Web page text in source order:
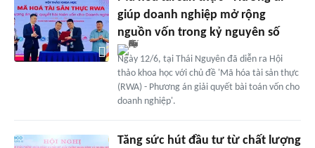
giúp doanh nghiệp mở rộng
nguồn vốn trong kỷ nguyên số
Ngày 12/6, tại Thái Nguyên đã diễn ra Hội
thảo khoa học với chủ đề 'Mã hóa tài sản thực
(RWA) - Phương án giải quyết bài toán vốn cho
doanh nghiệp'.
Tăng sức hút đầu tư từ chất lượng